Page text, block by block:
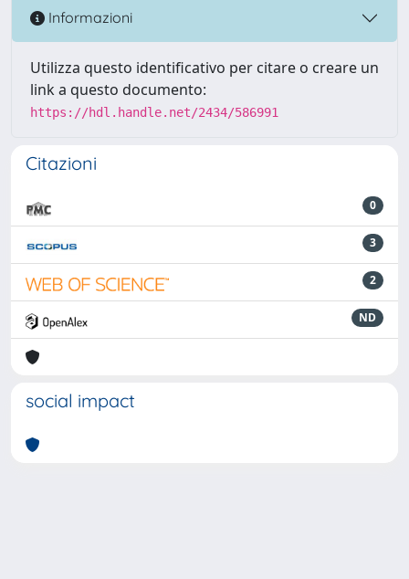
Informazioni
Utilizza questo identificativo per citare o creare un
link a questo documento:
https://hdl.handle.net/2434/586991
Citazioni
0
3
2
ND
social impact